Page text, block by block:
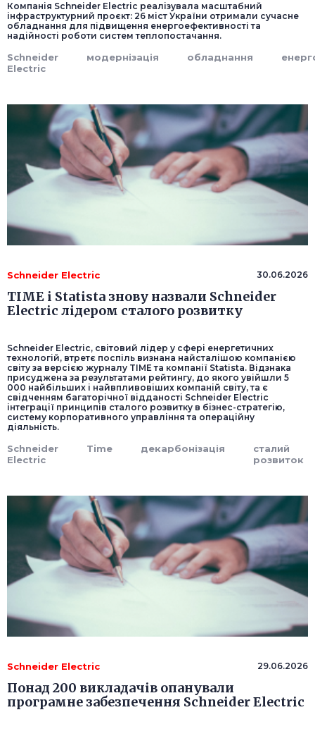
Компанія Schneider Electric реалізувала масштабний
інфраструктурний проєкт: 26 міст України отримали сучасне
обладнання для підвищення енергоефективності та
надійності роботи систем теплопостачання.
Schneider
Electric
модернізація обладнання
Schneider Electric 30.06.2026
TIME і Statista знову назвали Schneider
Electric лідером сталого розвитку
Schneider Electric, світовий лідер у сфері енергетичних
технологій, втретє поспіль визнана найсталішою компанією
світу за версією журналу TIME та компанії Statista. Відзнака
присуджена за результатами рейтингу, до якого увійшли 5
000 найбільших і найвпливовіших компаній світу, та є
свідченням багаторічної відданості Schneider Electric
інтеграції принципів сталого розвитку в бізнес-стратегію,
систему корпоративного управління та операційну
діяльність.
Schneider
Electric
Time декарбонізація
сталий
розвиток
Schneider Electric 29.06.2026
Понад 200 викладачів опанували
програмне забезпечення Schneider Electric